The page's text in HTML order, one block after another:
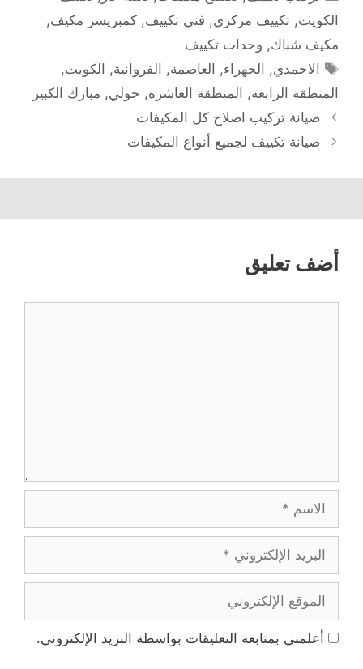
الكويت, تكييف مركزي, فني تكييف, كمبريسر مكيف,
مكيف شباك, وحدات تكييف
الوسوم
الاحمدي, الجهراء, العاصمة, الفروانية, الكويت,
المنطقة الرابعة, المنطقة العاشرة, حولي, مبارك الكبير
صيانة تركيب اصلاح كل المكيفات
صيانة تكييف لجميع أنواع المكيفات
أضف تعليق
الإلكتروني
الإلكتروني
أعلمني بمتابعة التعليقات بواسطة البريد الإلكتروني.